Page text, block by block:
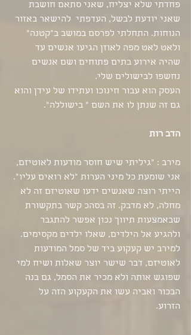
פחדתי שלא יצליח, שאני סתאם חושבת
שאני יודעת לבשל, העדפתי  להישאר באזור
הנוחות. התחלתי לפרסם במושב ב"קטנה"
ולאט לאט מפה לאוזן הגיעו אנשים עד
שהיה אירוע בתים פתוחים ושם אנשים
נחשפו לבישולים שלי.
העסק הוא עבור חינוכו ועתידו של עידן והוא
גם זה שנתן לו את השם ״ בישוללה״.
הדב רות
מירב : "גיליתי שיש חוסר מודעות לאוטיזם,
אני שומעת כל מיני הערות ״לא רואים עליו״.
הייתי רוצה שאנשים ידעו שאוטיזם זה לא
מחלה, לא מדבק. זה בסהכ קשר בתקשורת
שבאמצעות תיווך נכון אפשר להתגבר
ולהגיע אל הילדים, שאלו ילדים מקסימים.
למירב יש קעקוע ביד של סמל המודעות
לאוטיזם, דבר שישר יוצר שאלות ושיח למי
שפוגש אותה ולא מכיר את הסמל, גם בנה
הבכור ואביה עשו את הקעקוע הזה על
הזרוע.